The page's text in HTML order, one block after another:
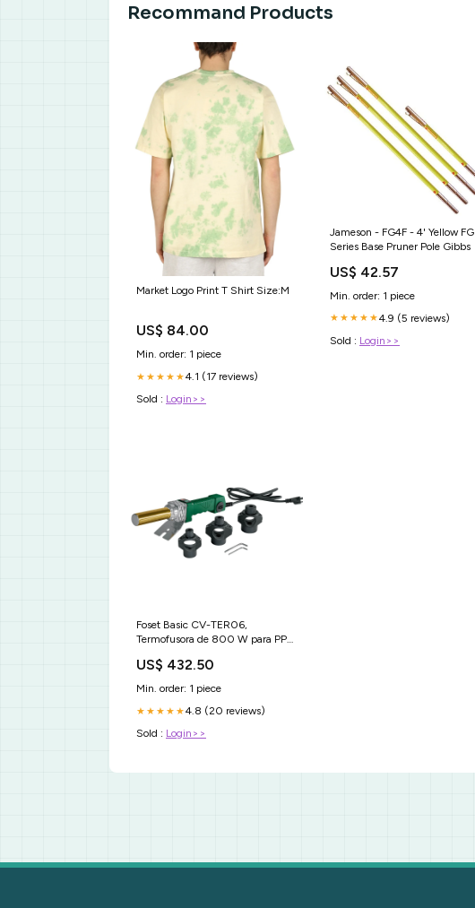
Recommand Products
Market Logo Print T Shirt Size:M
US$ 84.00
Min. order: 1 piece
★★★★★4.1 (17 reviews)
Sold : Login>>
Jameson - FG4F - 4' Yellow FG
Series Base Pruner Pole Gibbs
US$ 42.57
Min. order: 1 piece
★★★★★4.9 (5 reviews)
Sold : Login>>
Foset Basic CV-TER06,
Termofusora de 800 W para PPR
turbo
US$ 432.50
Min. order: 1 piece
★★★★★4.8 (20 reviews)
Sold : Login>>